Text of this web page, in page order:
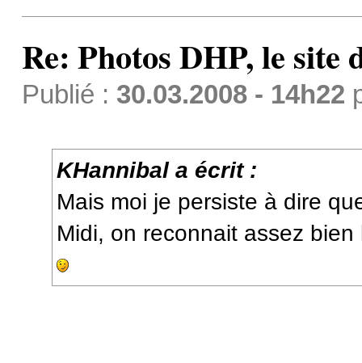
Re: Photos DHP, le site
Publié : 30.03.2008 - 14h22
KHannibal a écrit :
Mais moi je persiste à dire
Midi, on reconnait assez